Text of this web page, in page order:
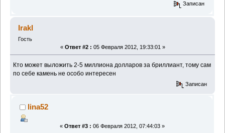
Записан
Irakl
Гость
« Ответ #2 : 05 Февраля 2012, 19:33:01 »
Кто может выложить 2-5 миллиона долларов за бриллиант, тому сам
по себе камень не особо интересен
Записан
lina52
« Ответ #3 : 06 Февраля 2012, 07:44:03 »